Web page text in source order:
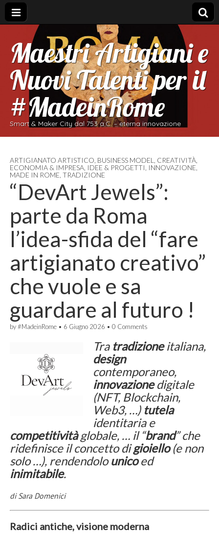
Maestri Artigiani e
Nuovi Talenti per il
#MadeinRome
Smart & Maker City dal 753 a.C. – eterna innovazione
ARTIGIANATO ARTISTICO BUSINESS MODEL CREATIVITÀ
ECONOMIA & IMPRESA IDEE & PROGETTI INNOVAZIONE
MADE IN ROME TRADIZIONE
“DevArt Jewels”:
parte da Roma
l’idea-sfida del “fare
artigianato creativo”
che vuole e sa
guardare al futuro !
by#MadeinRome • 6 Giugno 2026 • 0 Comments
Tra tradizioneitaliana,
design
contemporaneo,
innovazionedigitale
(NFT, Blockchain,
Web3, …) tutela
identitaria e
competitivitàglobale, … il “brand” che
ridefinisce il concetto digioiello(e non
solo …), rendendolounicoed
inimitabile.
di Sara Domenici
Radici antiche, visione moderna